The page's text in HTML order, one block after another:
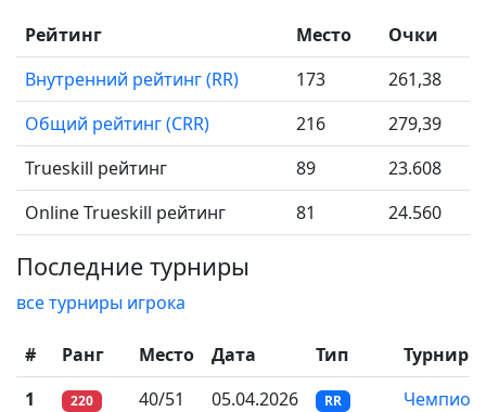
Рейтинг Место
Очки
Внутренний рейтинг (RR)
173
261,38
Общий рейтинг (CRR)
216
279,39
Trueskill рейтинг
89
23.608
Online Trueskill рейтинг
81 24.560
Последние турниры
все турниры игрока
# Ранг Место Дата Тип
Турнир
1
220 40/51 05.04.2026 RR